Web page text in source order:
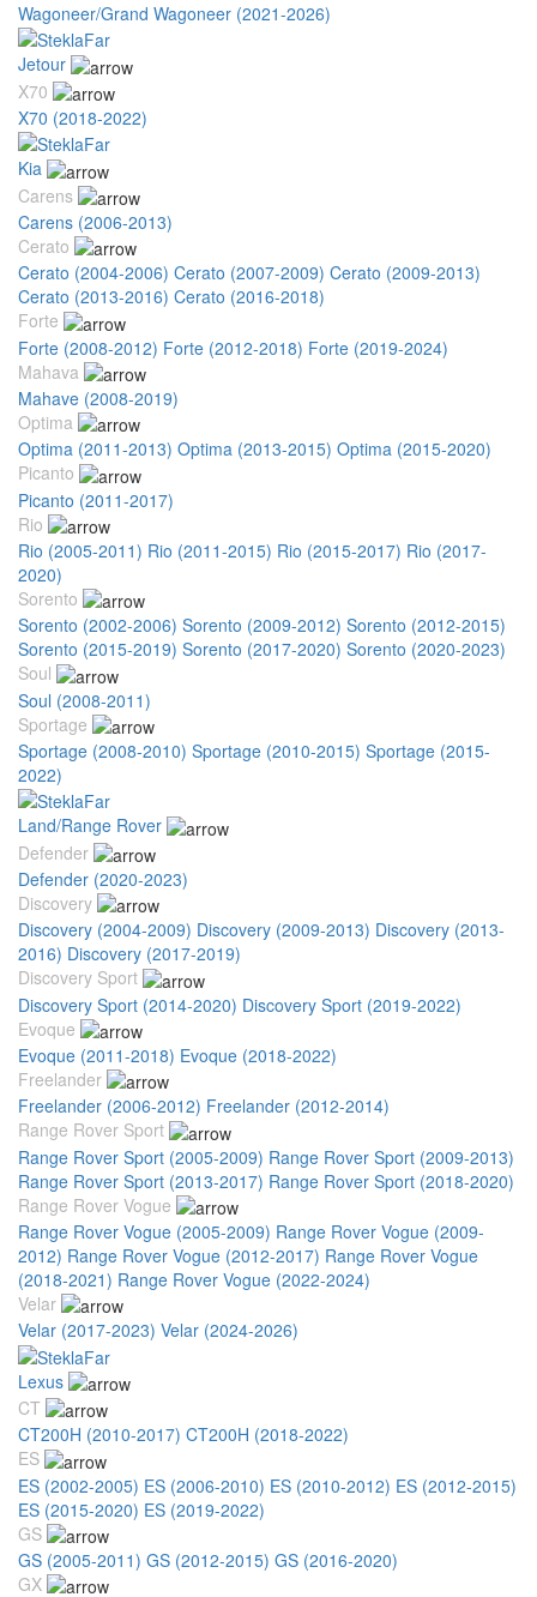
Wagoneer/Grand Wagoneer (2021-2026)
Jetour
X70
X70 (2018-2022)
Kia
Carens
Carens (2006-2013)
Cerato
Cerato (2004-2006) Cerato (2007-2009) Cerato (2009-2013)
Cerato (2013-2016) Cerato (2016-2018)
Forte
Forte (2008-2012) Forte (2012-2018) Forte (2019-2024)
Mahava
Mahave (2008-2019)
Optima
Optima (2011-2013) Optima (2013-2015) Optima (2015-2020)
Picanto
Picanto (2011-2017)
Rio
Rio (2005-2011) Rio (2011-2015) Rio (2015-2017) Rio (2017-
2020)
Sorento
Sorento (2002-2006) Sorento (2009-2012) Sorento (2012-2015)
Sorento (2015-2019) Sorento (2017-2020) Sorento (2020-2023)
Soul
Soul (2008-2011)
Sportage
Sportage (2008-2010) Sportage (2010-2015) Sportage (2015-
2022)
Land/Range Rover
Defender
Defender (2020-2023)
Discovery
Discovery (2004-2009) Discovery (2009-2013) Discovery (2013-
2016) Discovery (2017-2019)
Discovery Sport
Discovery Sport (2014-2020) Discovery Sport (2019-2022)
Evoque
Evoque (2011-2018) Evoque (2018-2022)
Freelander
Freelander (2006-2012) Freelander (2012-2014)
Range Rover Sport
Range Rover Sport (2005-2009) Range Rover Sport (2009-2013)
Range Rover Sport (2013-2017) Range Rover Sport (2018-2020)
Range Rover Vogue
Range Rover Vogue (2005-2009) Range Rover Vogue (2009-
2012) Range Rover Vogue (2012-2017) Range Rover Vogue
(2018-2021) Range Rover Vogue (2022-2024)
Velar
Velar (2017-2023) Velar (2024-2026)
Lexus
CT
CT200H (2010-2017) CT200H (2018-2022)
ES
ES (2002-2005) ES (2006-2010) ES (2010-2012) ES (2012-2015)
ES (2015-2020) ES (2019-2022)
GS
GS (2005-2011) GS (2012-2015) GS (2016-2020)
GX